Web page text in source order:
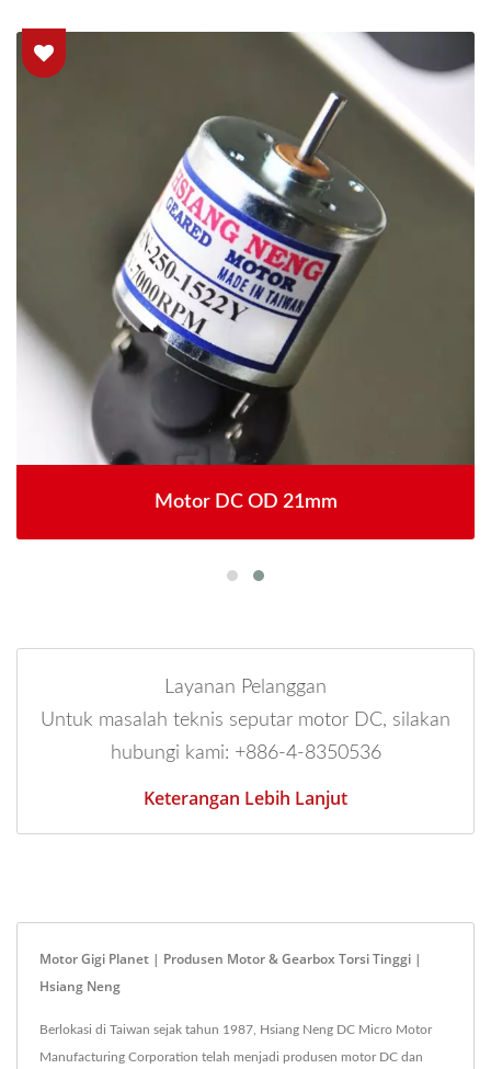
Motor DC OD 21mm
Layanan Pelanggan
Untuk masalah teknis seputar motor DC, silakan
hubungi kami: +886-4-8350536
Keterangan Lebih Lanjut
Motor Gigi Planet | Produsen Motor & Gearbox Torsi Tinggi |
Hsiang Neng
Berlokasi di Taiwan sejak tahun 1987, Hsiang Neng DC Micro Motor
Manufacturing Corporation telah menjadi produsen motor DC dan